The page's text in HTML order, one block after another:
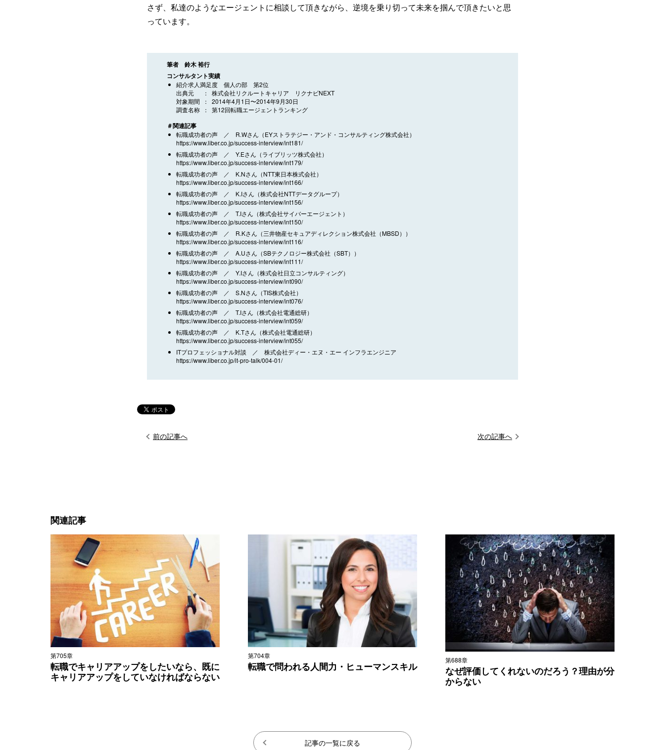
さず、私達のようなエージェントに相談して頂きながら、逆境を乗り切って未来を掴んで頂きたいと思
っています。
筆者 鈴木 裕行
コンサルタント実績
紹介求人満足度 個人の部 第2位
出典元
株式会社リクルートキャリア リクナビNEXT
対象期間
2014年4月1日〜2014年9月30日
調査名称
第12回転職エージェントランキング
＃関連記事
転職成功者の声 ／ R.Wさん（EYストラテジー・アンド・コンサルティング株式会社）
https://www.liber.co.jp/success-interview/int181/
転職成功者の声 ／ Y.Eさん（ライブリッツ株式会社）
https://www.liber.co.jp/success-interview/int179/
転職成功者の声 ／ K.Nさん（NTT東日本株式会社）
https://www.liber.co.jp/success-interview/int166/
転職成功者の声 ／ K.Iさん（株式会社NTTデータグループ）
https://www.liber.co.jp/success-interview/int156/
転職成功者の声 ／ T.Iさん（株式会社サイバーエージェント）
https://www.liber.co.jp/success-interview/int150/
転職成功者の声 ／ R.Kさん（三井物産セキュアディレクション株式会社（MBSD））
https://www.liber.co.jp/success-interview/int116/
転職成功者の声 ／ A.Uさん（SBテクノロジー株式会社（SBT））
https://www.liber.co.jp/success-interview/int111/
転職成功者の声 ／ Y.Iさん（株式会社日立コンサルティング）
https://www.liber.co.jp/success-interview/int090/
転職成功者の声 ／ S.Nさん（TIS株式会社）
https://www.liber.co.jp/success-interview/int076/
転職成功者の声 ／ T.Iさん（株式会社電通総研）
https://www.liber.co.jp/success-interview/int059/
転職成功者の声 ／ K.Tさん（株式会社電通総研）
https://www.liber.co.jp/success-interview/int055/
ITプロフェッショナル対談 ／ 株式会社ディー・エヌ・エー インフラエンジニア
https://www.liber.co.jp/it-pro-talk/004-01/
前の記事へ 次の記事へ
関連記事
第705章
転職でキャリアアップをしたいなら、既に
キャリアアップをしていなければならない
第704章
転職で問われる人間力・ヒューマンスキル
第688章
なぜ評価してくれないのだろう？理由が分
からない
記事の一覧に戻る